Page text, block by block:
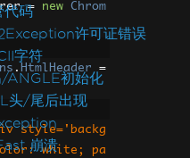
代码
许可证错误
字符
ANGLE初始化
头/尾后出现
崩溃
= new
Chrom
. HtmlHeader
=
style='backg
white; pa